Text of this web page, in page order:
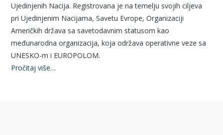
Ujedinjenih Nacija. Registrovana je na temelju svojih ciljeva
pri Ujedinjenim Nacijama, Savetu Evrope, Organizaciji
Američkih država sa savetodavnim statusom kao
međunarodna organizacija, koja održava operativne veze sa
UNESKO-m i EUROPOLOM.
Pročitaj više…